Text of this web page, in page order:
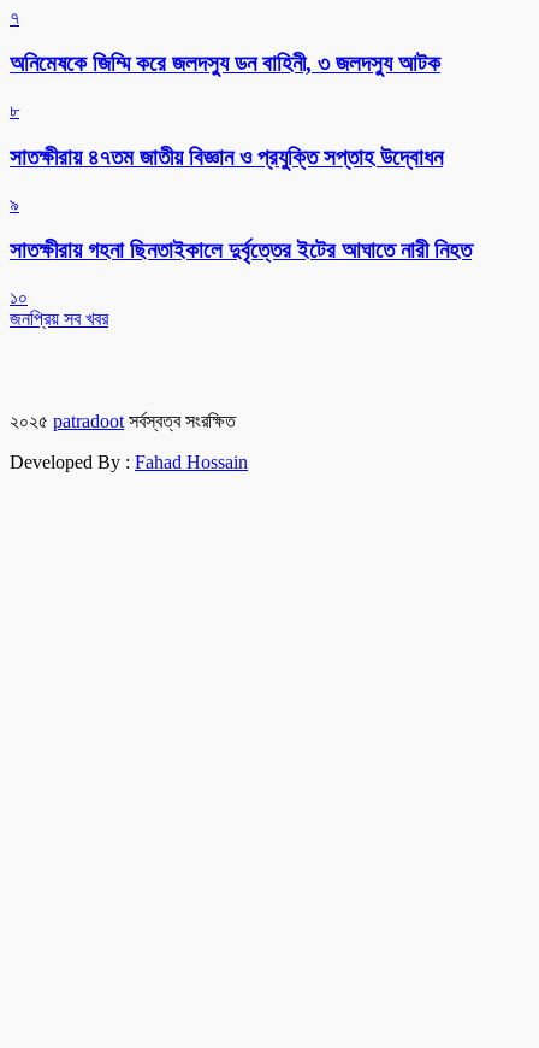
৭
অনিমেষকে জিম্মি করে জলদস্যু ডন বাহিনী, ৩ জলদস্যু আটক
৮
সাতক্ষীরায় ৪৭তম জাতীয় বিজ্ঞান ও প্রযুক্তি সপ্তাহ উদ্বোধন
৯
সাতক্ষীরায় গহনা ছিনতাইকালে দুর্বৃত্তের ইটের আঘাতে নারী নিহত
১০
জনপ্রিয় সব খবর
২০২৫ patradoot সর্বস্বত্ব সংরক্ষিত
Developed By : Fahad Hossain